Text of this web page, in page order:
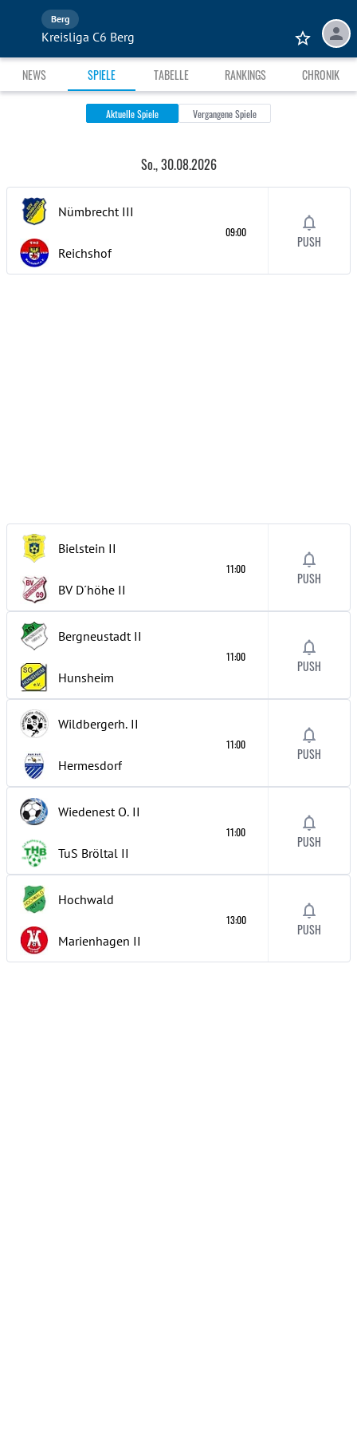
Berg
Kreisliga C6 Berg
NEWS SPIELE TABELLE RANKINGS CHRONIK
Aktuelle Spiele Vergangene Spiele
So., 30.08.2026
Nümbrecht III
Reichshof
09:00
PUSH
Bielstein II
BV D´höhe II
11:00
PUSH
Bergneustadt II
Hunsheim
11:00
PUSH
Wildbergerh. II
Hermesdorf
11:00
PUSH
Wiedenest O. II
TuS Bröltal II
11:00
PUSH
Hochwald
Marienhagen II
13:00
PUSH